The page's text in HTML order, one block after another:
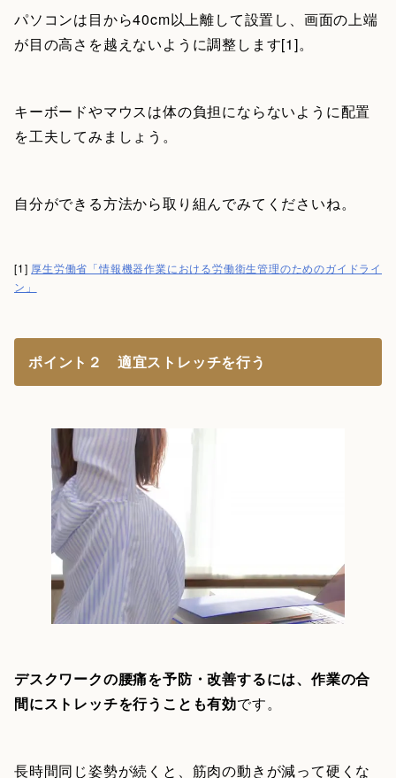
パソコンは目から40cm以上離して設置し、画面の上端
が目の高さを越えないように調整します[1]。
キーボードやマウスは体の負担にならないように配置
を工夫してみましょう。
自分ができる方法から取り組んでみてくださいね。
[1] 厚生労働省「情報機器作業における労働衛生管理のためのガイドライ
ン」
ポイント２ 適宜ストレッチを行う
デスクワークの腰痛を予防・改善するには、作業の合
間にストレッチを行うことも有効です。
長時間同じ姿勢が続くと、筋肉の動きが減って硬くな